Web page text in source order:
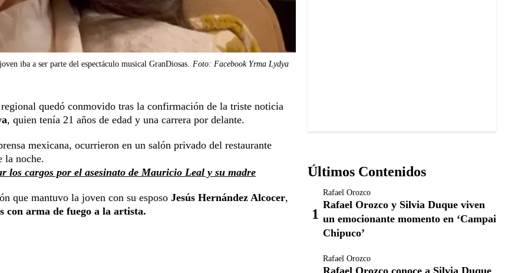
iba a ser parte del espectáculo musical GranDiosas. Foto: Facebook Yrma Lydya
quedó conmovido tras la confirmación de la triste noticia
, quien tenía 21 años de edad y una carrera por delante.
mexicana, ocurrieron en un salón privado del restaurante
la noche.
los cargos por el asesinato de Mauricio Leal y su madre
que mantuvo la joven con su esposo Jesús Hernández Alcocer,
con arma de fuego a la artista.
Últimos Contenidos
Rafael Orozco
Rafael Orozco y Silvia Duque viven
un emocionante momento en ‘Campai
Chipuco’
Rafael Orozco
Rafael Orozco conoce a Silvia Duque